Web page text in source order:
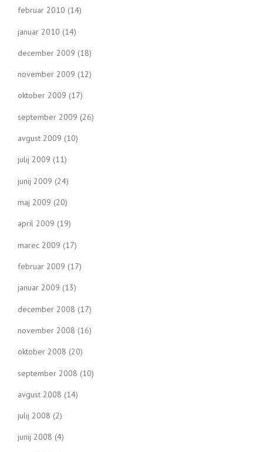
februar 2010 (14)
januar 2010 (14)
december 2009 (18)
november 2009 (12)
oktober 2009 (17)
september 2009 (26)
avgust 2009 (10)
julij 2009 (11)
junij 2009 (24)
maj 2009 (20)
april 2009 (19)
marec 2009 (17)
februar 2009 (17)
januar 2009 (13)
december 2008 (17)
november 2008 (16)
oktober 2008 (20)
september 2008 (10)
avgust 2008 (14)
julij 2008 (2)
junij 2008 (4)